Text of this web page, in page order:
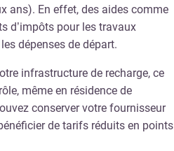
ans). En effet, des aides comme
d’impôts pour les travaux
dépenses de départ.
infrastructure de recharge, ce
même en résidence de
conserver votre fournisseur
de tarifs réduits en points